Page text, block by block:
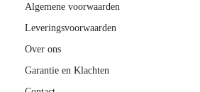
Algemene voorwaarden
Leveringsvoorwaarden
Over ons
Garantie en Klachten